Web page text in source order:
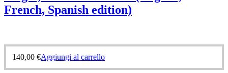
French, Spanish edition)
140,00 €Aggiungi al carrello